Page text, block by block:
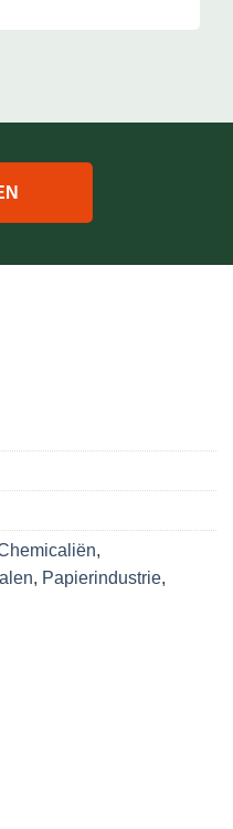
,
, Papierindustrie,